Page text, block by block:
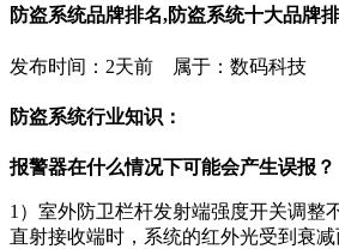
防盗系统品牌排名,防盗系统十大品牌
发布时间：2天前 属于：数码科技
防盗系统行业知识：
报警器在什么情况下可能会产生误报？
1）室外防卫栏杆发射端强度开关调整
直射接收端时，系统的红外光受到衰